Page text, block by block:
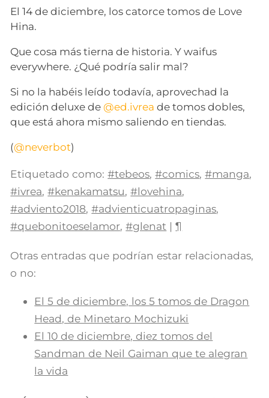
El 14 de diciembre, los catorce tomos de Love
Hina.
Que cosa más tierna de historia. Y waifus
everywhere. ¿Qué podría salir mal?
Si no la habéis leído todavía, aprovechad la
edición deluxe de @ed.ivrea de tomos dobles,
que está ahora mismo saliendo en tiendas.
(@neverbot)
Etiquetado como: #tebeos,#comics,#manga,
#ivrea,#kenakamatsu,#lovehina,
#adviento2018,#advienticuatropaginas,
#quebonitoeselamor,#glenat |¶
Otras entradas que podrían estar relacionadas,
o no:
El 5 de diciembre, los 5 tomos de Dragon
Head, de Minetaro Mochizuki
El 10 de diciembre, diez tomos del
Sandman de Neil Gaiman que te alegran
la vida